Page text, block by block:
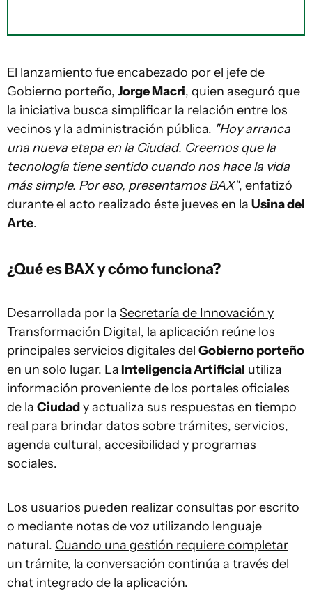
El lanzamiento fue encabezado por el jefe de
Gobierno porteño, Jorge Macri, quien aseguró que
la iniciativa busca simplificar la relación entre los
vecinos y la administración pública. "Hoy arranca
una nueva etapa en la Ciudad. Creemos que la
tecnología tiene sentido cuando nos hace la vida
más simple. Por eso, presentamos BAX", enfatizó
durante el acto realizado éste jueves en la Usina del
Arte.
¿Qué es BAX y cómo funciona?
Desarrollada por la Secretaría de Innovación y
Transformación Digital, la aplicación reúne los
principales servicios digitales del Gobierno porteño
en un solo lugar. La Inteligencia Artificial utiliza
información proveniente de los portales oficiales
de la Ciudady actualiza sus respuestas en tiempo
real para brindar datos sobre trámites, servicios,
agenda cultural, accesibilidad y programas
sociales.
Los usuarios pueden realizar consultas por escrito
o mediante notas de voz utilizando lenguaje
natural. Cuando una gestión requiere completar
un trámite, la conversación continúa a través del
chat integrado de la aplicación.